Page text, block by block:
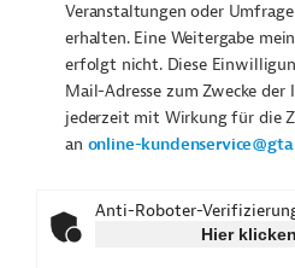
Veranstaltungen oder
erhalten. Eine Weitergabe
erfolgt nicht. Diese
Mail-Adresse zum Zwecke
jederzeit mit Wirkung für die
an online-
Anti-Roboter-
Hier klicken